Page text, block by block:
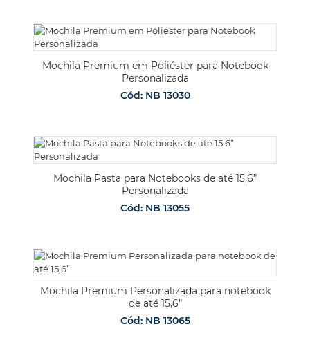
Mochila Premium em Poliéster para Notebook
Personalizada
Cód: NB 13030
Mochila Pasta para Notebooks de até 15,6”
Personalizada
Cód: NB 13055
Mochila Premium Personalizada para notebook
de até 15,6”
Cód: NB 13065